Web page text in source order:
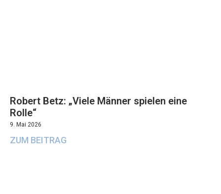
Robert Betz: „Viele Männer spielen eine
Rolle“
9. Mai 2026
ZUM BEITRAG